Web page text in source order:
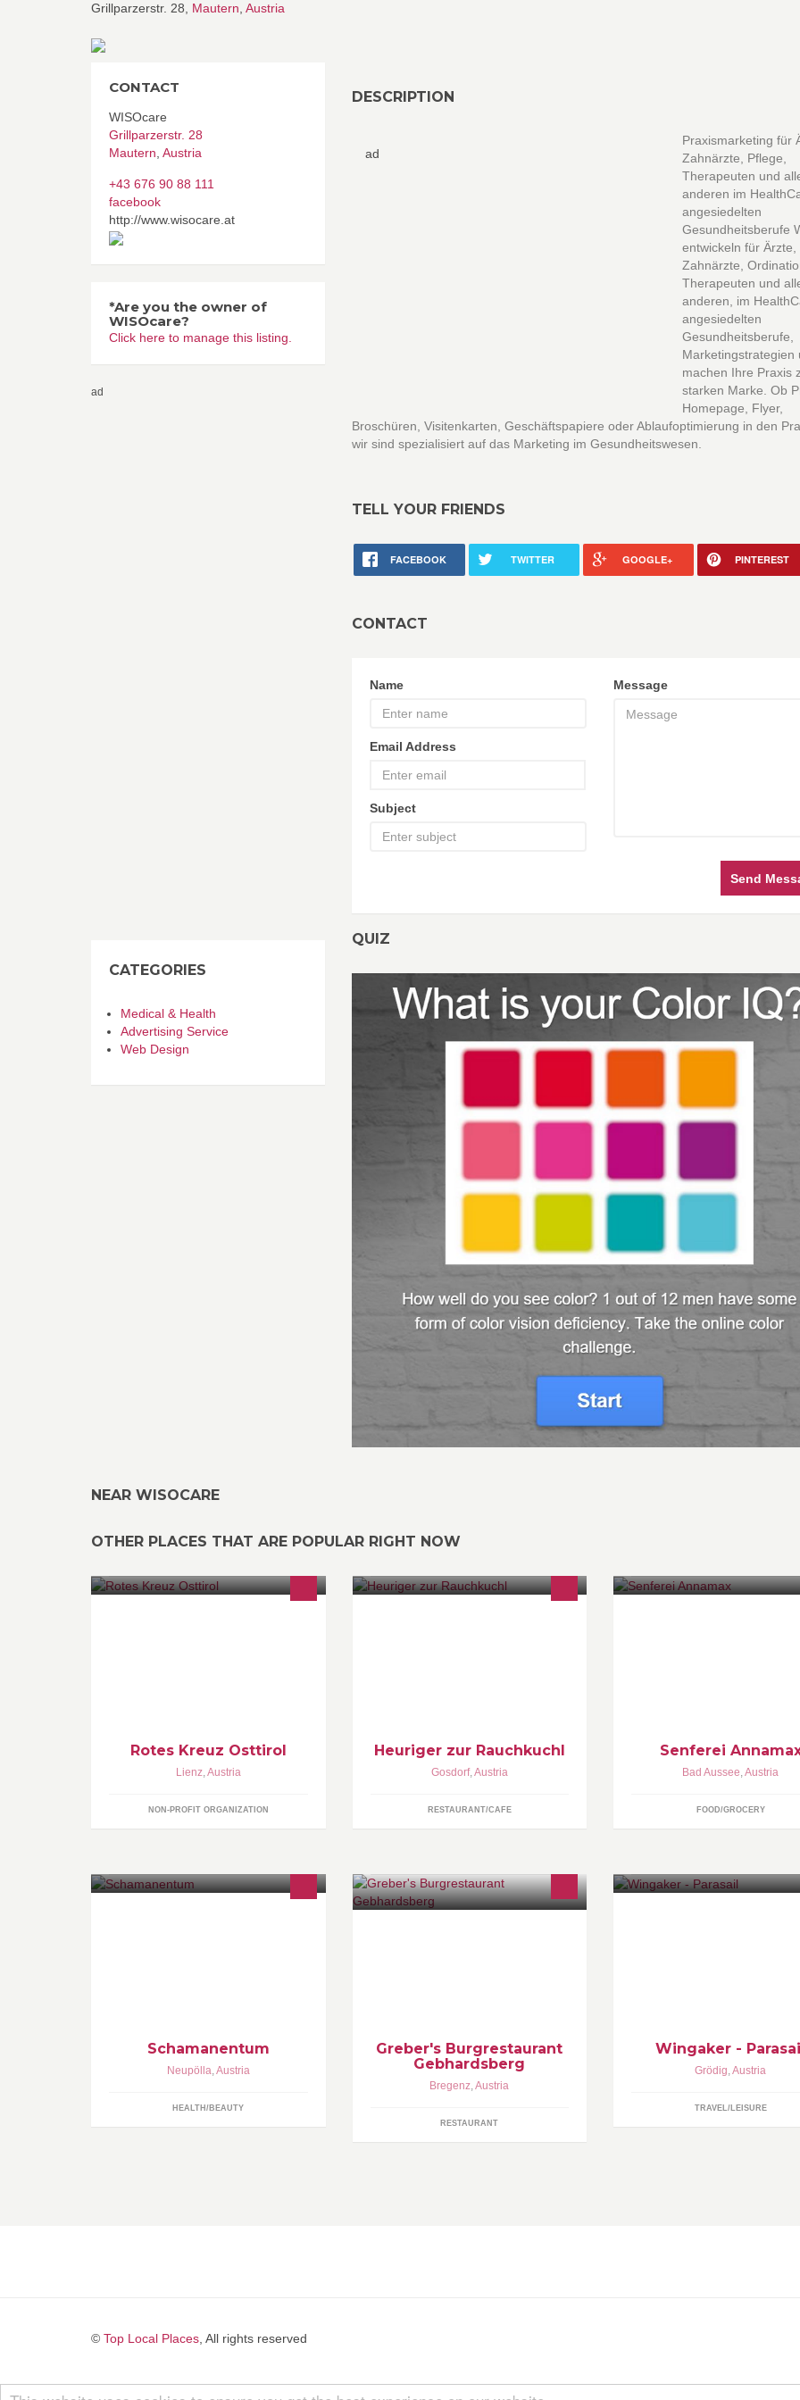
Grillparzerstr. 28, Mautern Austria
DESCRIPTION
ad
Praxismarketing für
Zahnärzte, Pflege,
Therapeuten und
anderen im
angesiedelten
Gesundheitsberufe
entwickeln für Ärzte,
Zahnärzte,
Therapeuten und
anderen, im
angesiedelten
Gesundheitsberufe,
Marketingstrategien
machen Ihre Praxis
starken Marke. Ob
Homepage, Flyer,
Broschüren, Visitenkarten, Geschäftspapiere oder Ablaufoptimierung in den
wir sind spezialisiert auf das Marketing im Gesundheitswesen.
TELL YOUR FRIENDS
FACEBOOK TWITTER GOOGLE+ PINTEREST
CONTACT
Name
Email Address
Subject
Message
Send
QUIZ
CONTACT
WISOcare
Grillparzerstr. 28
Mautern Austria
+43 676 90 88 111
facebook
http://www.wisocare.at
*Are you the owner of
WISOcare?
Click here to manage this listing.
ad
CATEGORIES
Medical & Health
Advertising Service
Web Design
NEAR WISOCARE
OTHER PLACES THAT ARE POPULAR RIGHT NOW
Rotes Kreuz Osttirol
Lienz,Austria
NON-PROFIT ORGANIZATION
Heuriger zur Rauchkuchl
Gosdorf,Austria
RESTAURANT/CAFE
Senferei
Bad Aussee,Austria
FOOD/GROCERY
Schamanentum
Neupölla,Austria
HEALTH/BEAUTY
NACHHALTIGKEIT
Greber's Burgrestaurant
Gebhardsberg
Bregenz,Austria
RESTAURANT
Wingaker -
Grödig,Austria
TRAVEL/LEISURE
© Top Local Places , All rights reserved